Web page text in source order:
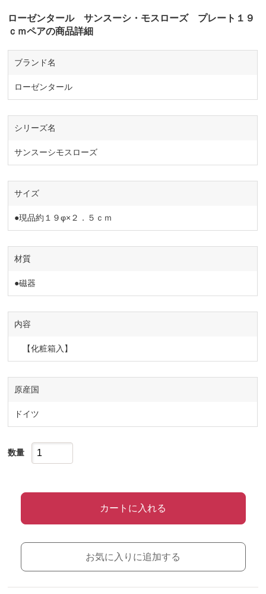
ローゼンタール サンスーシ・モスローズ プレート１９
ｃｍペアの商品詳細
ブランド名
ローゼンタール
シリーズ名
サンスーシモスローズ
サイズ
●現品約１９φ×２．５ｃｍ
材質
●磁器
内容
【化粧箱入】
原産国
ドイツ
数量
カートに入れる
お気に入りに追加する